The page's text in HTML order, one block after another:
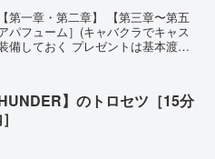
第一章・第二章】 【第三章〜第五
パフューム］(キャバクラでキャス
備しておく プレゼントは基本渡さ
】のトロセツ［15分